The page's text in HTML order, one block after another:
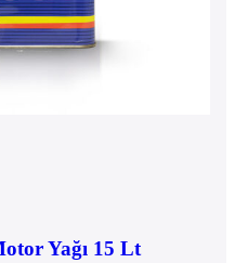
Yağı 15 Lt